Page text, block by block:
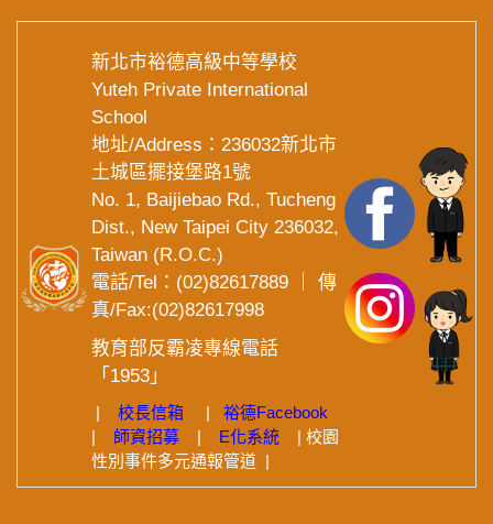
新北市裕德高級中等學校
Yuteh Private International
School
地址/Address：236032新北市
土城區擺接堡路1號
No. 1, Baijiebao Rd., Tucheng
Dist., New Taipei City 236032,
Taiwan (R.O.C.)
電話/Tel：(02)82617889 ｜ 傳
真/Fax:(02)82617998
教育部反霸凌專線電話
「1953」
| 校長信箱 | 裕德Facebook
| 師資招募 | E化系統 | 校園
性別事件多元通報管道 |